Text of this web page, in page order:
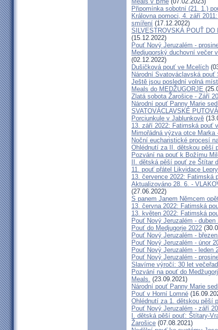
Připomínka sobotní (21. 1.)
Královna pomoci, 4. září
smíření (17.12.2022)
SILVESTROVSKÁ POUŤ DO
(15.12.2022)
Pouť Nový Jeruzalém -
Medjugorský duchovní večer
(02.12.2022)
Dušičková pouť ve Mcelích
Národní Svatováclavská pouť
Ještě jsou poslední volná
Meals do MEDŽUGORJE
Zlatá sobota Žarošice - Září
Národní pouť Panny Marie
SVATOVÁCLAVSKÉ
Porciunkule v Jablunkově
13. září 2022: Fatimská pouť
Mimořádná výzva otce
Noční eucharistické procesí
Ohlédnutí za II. dětskou pěší
Pozvání na pouť k Božímu
II. dětská pěší pouť ze Štítar
11. pouť přátel Likvidace Lepry
13. července 2022: Fatimská
Aktualizováno 28. 6. -
(27.06.2022)
S panem Janem Němcem
13. června 2022: Fatimská
13. květen 2022: Fatimská
Pouť Nový Jeruzalém - duben
Pouť do Medjugorje 2022
Pouť Nový Jeruzalém -
Pouť Nový Jeruzalém - únor
Pouť Nový Jeruzalém - leden
Pouť Nový Jeruzalém -
Slavíme výročí: 30 let
Pozvání na pouť do
Meals. (23.09.2021)
Národní pouť Panny Marie
Pouť v Horní Lomné
Ohlédnutí za 1. dětskou pěší
Pouť Nový Jeruzalém - září
I. dětská pěší pouť: Štítary-
Žarošice (07.08.2021)